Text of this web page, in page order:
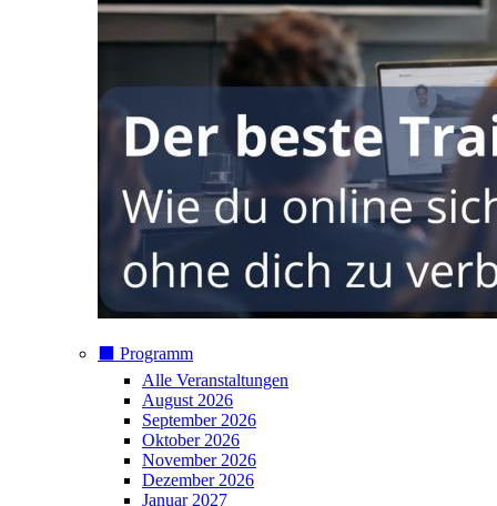
⬛️ Programm
Alle Veranstaltungen
August 2026
September 2026
Oktober 2026
November 2026
Dezember 2026
Januar 2027